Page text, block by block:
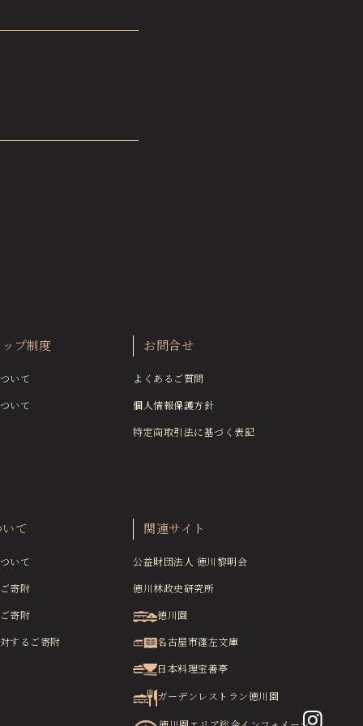
プ制度
いて
いて
お問合せ
よくあるご質問
個人情報保護方針
特定商取引法に基づく表記
て
いて
寄附
寄附
するご寄附
関連サイト
公益財団法人 徳川黎明会
徳川林政史研究所
徳川園
名古屋市蓬左文庫
日本料理宝善亭
ガーデンレストラン徳川園